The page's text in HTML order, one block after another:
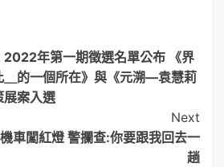
2022年第一期徵選名單公布 《界
的一個所在》與《元溯—袁慧莉
展案入選
Next
車闖紅燈 警攔查:你要跟我回去一
趟